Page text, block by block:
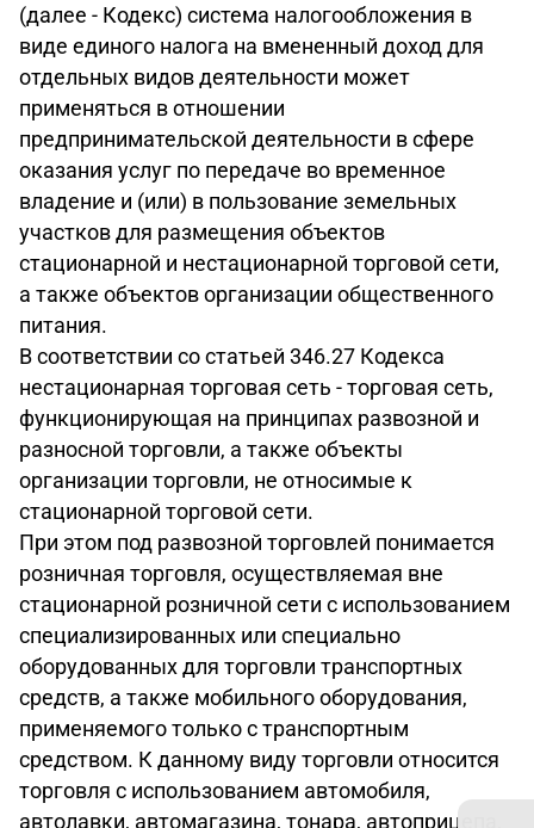
(далее - Кодекс) система налогообложения в
виде единого налога на вмененный доход для
отдельных видов деятельности может
применяться в отношении
предпринимательской деятельности в сфере
оказания услуг по передаче во временное
владение и (или) в пользование земельных
участков для размещения объектов
стационарной и нестационарной торговой сети,
а также объектов организации общественного
питания.
В соответствии со статьей 346.27 Кодекса
нестационарная торговая сеть - торговая сеть,
функционирующая на принципах развозной и
разносной торговли, а также объекты
организации торговли, не относимые к
стационарной торговой сети.
При этом под развозной торговлей понимается
розничная торговля, осуществляемая вне
стационарной розничной сети с использованием
специализированных или специально
оборудованных для торговли транспортных
средств, а также мобильного оборудования,
применяемого только с транспортным
средством. К данному виду торговли относится
торговля с использованием автомобиля,
автолавки, автомагазина, тонара, автоприцепа,